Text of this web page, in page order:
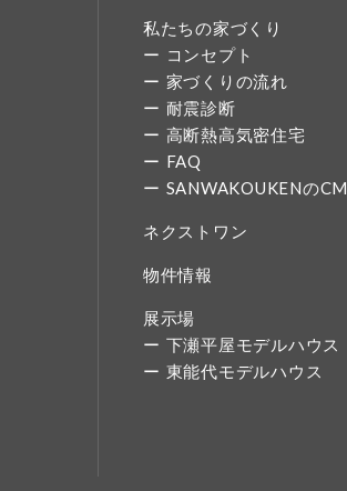
私たちの家づくり
コンセプト
家づくりの流れ
耐震診断
高断熱高気密住宅
FAQ
SANWAKOUKENのCM
ネクストワン
物件情報
展示場
下瀬平屋モデルハウス
東能代モデルハウス